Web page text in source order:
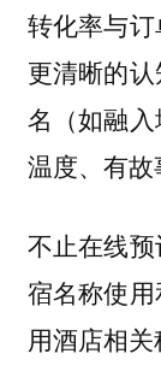
转化率与
更清晰的
名（如融
温度、有故
不止在线
宿名称使
用酒店相关